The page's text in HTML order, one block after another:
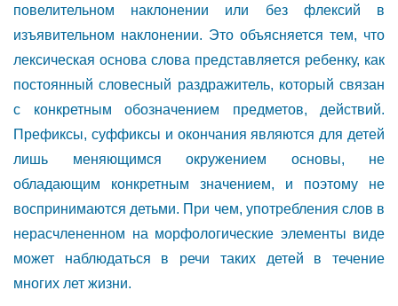
повелительном наклонении или без флексий в
изъявительном наклонении. Это объясняется тем, что
лексическая основа слова представляется ребенку, как
постоянный словесный раздражитель, который связан
с конкретным обозначением предметов, действий.
Префиксы, суффиксы и окончания являются для детей
лишь меняющимся окружением основы, не
обладающим конкретным значением, и поэтому не
воспринимаются детьми. При чем, употребления слов в
нерасчлененном на морфологические элементы виде
может наблюдаться в речи таких детей в течение
многих лет жизни.